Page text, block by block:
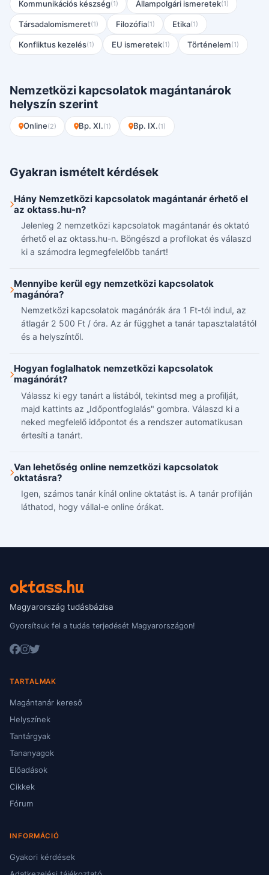
Kommunikációs készség(1) Állampolgári ismeretek(1)
Társadalomismeret(1) Filozófia(1) Etika(1)
Konfliktus kezelés(1) EU ismeretek(1) Történelem(1)
Nemzetközi kapcsolatok magántanárok
helyszín szerint
Online(2) Bp. XI.(1) Bp. IX.(1)
Gyakran ismételt kérdések
Hány Nemzetközi kapcsolatok magántanár érhető el
az oktass.hu-n?
Jelenleg 2 nemzetközi kapcsolatok magántanár és oktató
érhető el az oktass.hu-n. Böngészd a profilokat és válaszd
ki a számodra legmegfelelőbb tanárt!
Mennyibe kerül egy nemzetközi kapcsolatok
magánóra?
Nemzetközi kapcsolatok magánórák ára 1 Ft-tól indul, az
átlagár 2 500 Ft / óra. Az ár függhet a tanár tapasztalatától
és a helyszíntől.
Hogyan foglalhatok nemzetközi kapcsolatok
magánórát?
Válassz ki egy tanárt a listából, tekintsd meg a profilját,
majd kattints az „Időpontfoglalás" gombra. Válaszd ki a
neked megfelelő időpontot és a rendszer automatikusan
értesíti a tanárt.
Van lehetőség online nemzetközi kapcsolatok
oktatásra?
Igen, számos tanár kínál online oktatást is. A tanár profilján
láthatod, hogy vállal-e online órákat.
oktass.hu
Magyarország tudásbázisa
Gyorsítsuk fel a tudás terjedését Magyarországon!
TARTALMAK
Magántanár kereső
Helyszínek
Tantárgyak
Tananyagok
Előadások
Cikkek
Fórum
INFORMÁCIÓ
Gyakori kérdések